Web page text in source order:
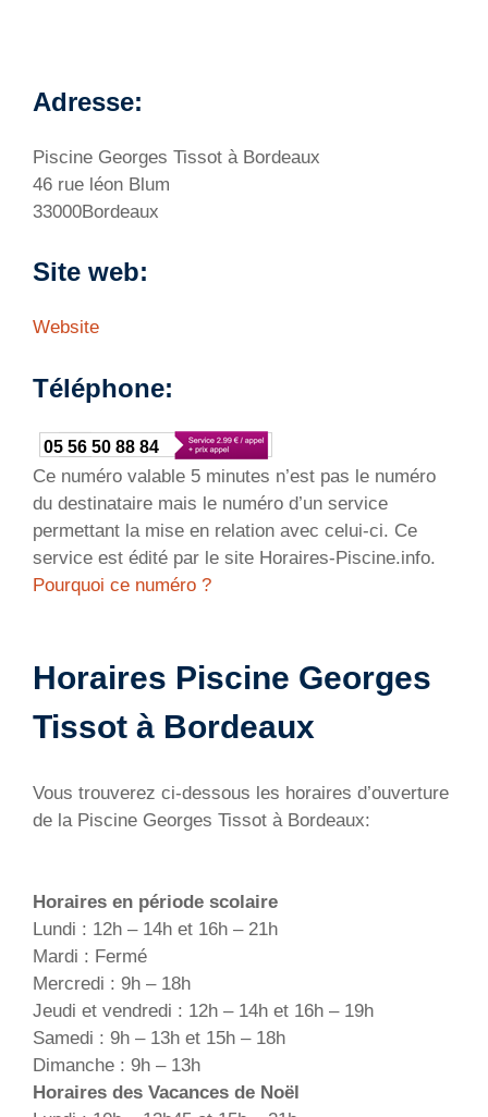
Adresse:
Piscine Georges Tissot à Bordeaux
46 rue léon Blum
33000Bordeaux
Site web:
Website
Téléphone:
05 56 50 88 84
Ce numéro valable 5 minutes n’est pas le numéro
du destinataire mais le numéro d’un service
permettant la mise en relation avec celui-ci. Ce
service est édité par le site Horaires-Piscine.info.
Pourquoi ce numéro ?
Horaires Piscine Georges
Tissot à Bordeaux
Vous trouverez ci-dessous les horaires d’ouverture
de la Piscine Georges Tissot à Bordeaux:
Horaires en période scolaire
Lundi : 12h – 14h et 16h – 21h
Mardi : Fermé
Mercredi : 9h – 18h
Jeudi et vendredi : 12h – 14h et 16h – 19h
Samedi : 9h – 13h et 15h – 18h
Dimanche : 9h – 13h
Horaires des Vacances de Noël